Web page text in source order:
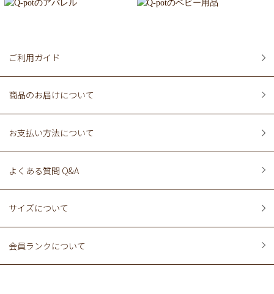
ご利用ガイド
商品のお届けについて
お支払い方法について
よくある質問 Q&A
サイズについて
会員ランクについて